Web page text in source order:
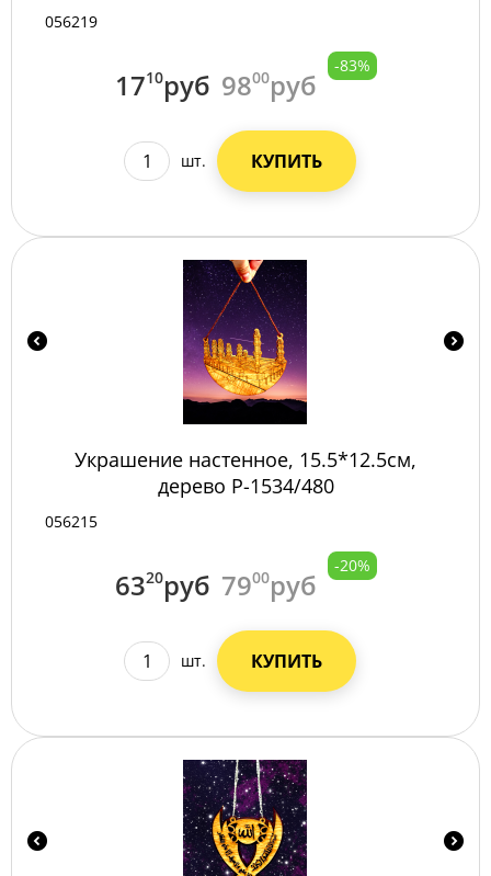
056219
1710руб 9800руб
-83%
шт. КУПИТЬ
Украшение настенное, 15.5*12.5см,
дерево P-1534/480
056215
6320руб 7900руб
-20%
шт. КУПИТЬ